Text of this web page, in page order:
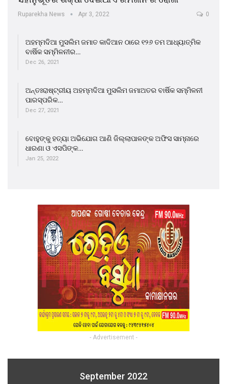
Ruparekha News Apr 3, 2022 0
ଅହମ୍ମଦିଆ ମୁସଲିମ ଜମାତ କାଦିଆନ ଠାରେ ୧୨୬ ତମ ଆଧ୍ୟାତ୍ମିକ
ବାର୍ଷିକ ସମ୍ମିଳନୀର…
Dec 26, 2021
ଅନ୍ତଃରାଷ୍ଟ୍ରୀୟ ଅହମ୍ମଦିଆ ମୁସଲିମ ଜମାଅତର ବାର୍ଷିକ ସମ୍ମିଳନୀ
ପାରସ୍ପରିକ…
Dec 27, 2021
ବୋହୁଙ୍କୁ ହତ୍ୟା ଅଭିଯୋଗ ଆଣି ଜିଲ୍ଲାପାଳଙ୍କ ଅଫିସ ସାମ୍ନାରେ
ଧାରଣା ଓ ଏସପିଙ୍କ…
Jan 25, 2022
- Advertisement -
September 2022